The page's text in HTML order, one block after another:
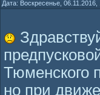
Дата: Воскресенье,
Тюменского
но при